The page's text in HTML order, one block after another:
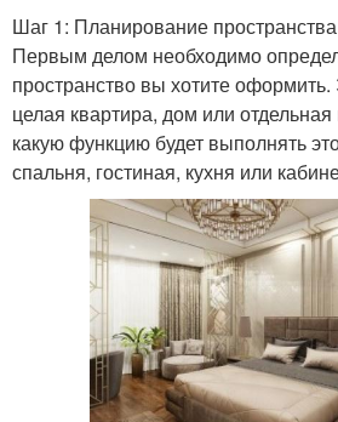
Шаг 1: Планирование пространства
Первым делом необходимо
пространство вы хотите
целая квартира, дом или
какую функцию будет выполнять
спальня, гостиная, кухня или